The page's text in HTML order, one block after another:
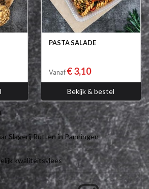
PASTA SALADE
Vanaf € 3,10
Bekijk & bestel
Slagerij Rutten in Panningen
kwaliteitsvlees